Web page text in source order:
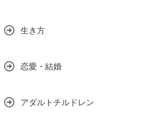
生き方
恋愛・結婚
アダルトチルドレン